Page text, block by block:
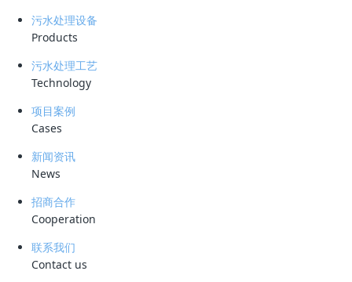
污水处理设备
Products
污水处理工艺
Technology
项目案例
Cases
新闻资讯
News
招商合作
Cooperation
联系我们
Contact us
一踏入厂区，眼前是一片碧波荡漾的湖面，点缀着美人蕉等各种植物，宛
如一个迷人的湿地公园。参观者们在工作人员的引导下，实地观摩了竖向
多级AO生态塘、进水提升泵房等污水处理设施，了解了产水供应规模和
许多市民携带着孩子一同前来参观。来自虹桥镇第一小学的蔡云老师带着
两个女儿特地前来学习。“这次难得的机会，孩子们通过实地参观了解到
污水处理需要经过多道工序，相信他们会更加重视节水、珍惜水资源和爱
护水环境的重要性。”蔡云表示。
乐清市虹桥污水处理厂位于南岳镇乐清湾港区北部，主要负责虹桥镇、淡